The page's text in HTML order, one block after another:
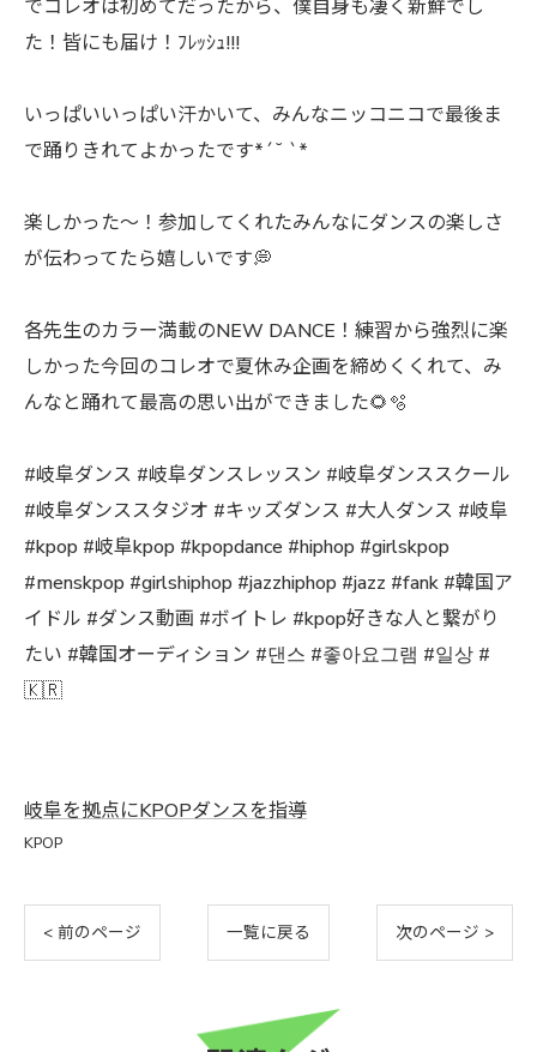
でコレオは初めてだったから、僕自身も凄く新鮮でし
た！皆にも届け！ﾌﾚｯｼｭ!!!
いっぱいいっぱい汗かいて、みんなニッコニコで最後ま
で踊りきれてよかったです*´˘ `*
楽しかった〜！参加してくれたみんなにダンスの楽しさ
が伝わってたら嬉しいです💭
各先生のカラー満載のNEW DANCE！練習から強烈に楽
しかった今回のコレオで夏休み企画を締めくくれて、み
んなと踊れて最高の思い出ができました🌻🫧
#岐阜ダンス #岐阜ダンスレッスン #岐阜ダンススクール
#岐阜ダンススタジオ #キッズダンス #大人ダンス #岐阜
#kpop #岐阜kpop #kpopdance #hiphop #girlskpop
#menskpop #girlshiphop #jazzhiphop #jazz #fank #韓国ア
イドル #ダンス動画 #ボイトレ #kpop好きな人と繋がり
たい #韓国オーディション #댄스 #좋아요그램 #일상 #
🇰🇷
岐阜を拠点にKPOPダンスを指導
KPOP
< 前のページ 一覧に戻る 次のページ >